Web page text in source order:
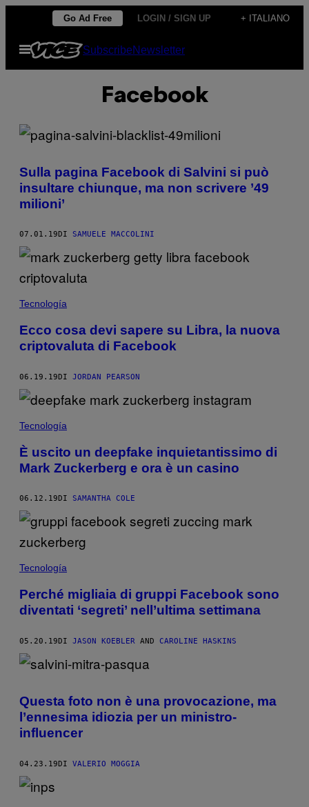
contenuto
Go Ad Free LOGIN / SIGN UP + ITALIANO
Apri
menu
SubscribeNewsletter
Facebook
Sulla pagina Facebook di Salvini si può
insultare chiunque, ma non scrivere ’49
milioni’
07.01.19 DI SAMUELE MACCOLINI
Tecnología
Ecco cosa devi sapere su Libra, la nuova
criptovaluta di Facebook
06.19.19DI JORDAN PEARSON
Tecnología
È uscito un deepfake inquietantissimo di
Mark Zuckerberg e ora è un casino
06.12.19 DI SAMANTHA COLE
Tecnología
Perché migliaia di gruppi Facebook sono
diventati ‘segreti’ nell’ultima settimana
05.20.19DI JASON KOEBLER AND CAROLINE HASKINS
Questa foto non è una provocazione, ma
l’ennesima idiozia per un ministro-
influencer
04.23.19DI VALERIO MOGGIA